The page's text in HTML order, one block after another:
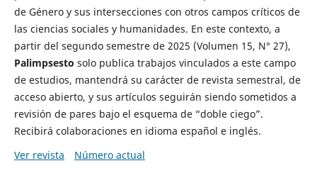
de Género y sus intersecciones con otros campos críticos de
las ciencias sociales y humanidades. En este contexto, a
partir del segundo semestre de 2025 (Volumen 15, N° 27),
Palimpsesto solo publica trabajos vinculados a este campo
de estudios, mantendrá su carácter de revista semestral, de
acceso abierto, y sus artículos seguirán siendo sometidos a
revisión de pares bajo el esquema de “doble ciego”.
Recibirá colaboraciones en idioma español e inglés.
Ver revista
Número actual